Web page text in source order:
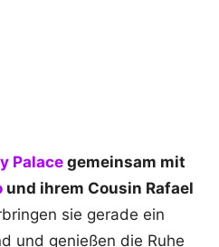
Palace gemeinsam mit
und ihrem Cousin Rafael
sie gerade ein
und genießen die Ruhe